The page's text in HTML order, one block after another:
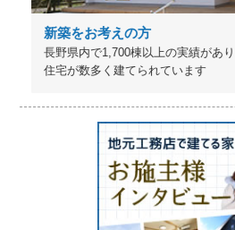
新築をお考えの方
長野県内で1,700棟以上の実績があ
住宅が数多く建てられています